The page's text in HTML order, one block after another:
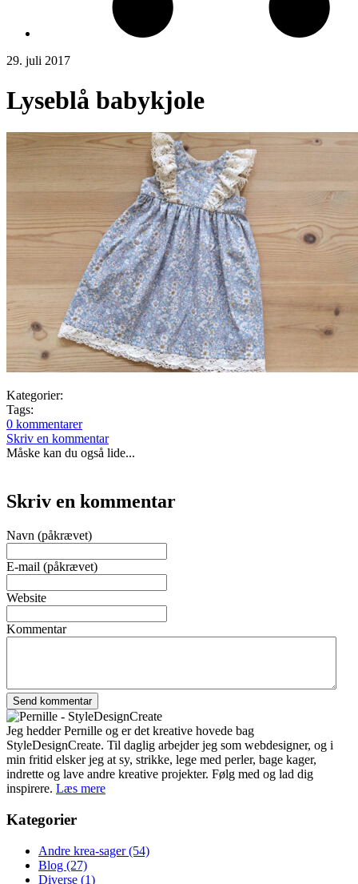
29. juli 2017
Lyseblå babykjole
Kategorier:
Tags:
0 kommentarer
Skriv en kommentar
Måske kan du også lide...
Skriv en kommentar
Navn (påkrævet)
E-mail (påkrævet)
Website
Kommentar
Jeg hedder Pernille og er det kreative hovede bag
StyleDesignCreate. Til daglig arbejder jeg som webdesigner, og i
min fritid elsker jeg at sy, strikke, lege med perler, bage kager,
indrette og lave andre kreative projekter. Følg med og lad dig
inspirere. Læs mere
Kategorier
Andre krea-sager(54)
Blog (27)
Diverse (1)